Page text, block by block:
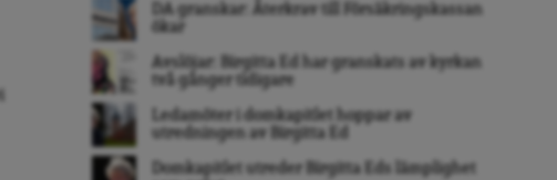
DA granskar: Återkrav till Försäkringskassan
ökar
Avslöjar: Birgitta Ed har granskats av kyrkan
två gånger tidigare
Ledamöter i domkapitlet hoppar av
utredningen av Birgitta Ed
Domkapitlet utreder Birgitta Eds lämplighet